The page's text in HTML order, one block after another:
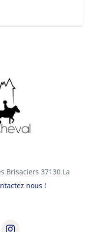
Brisaciers 37130 La
nous !